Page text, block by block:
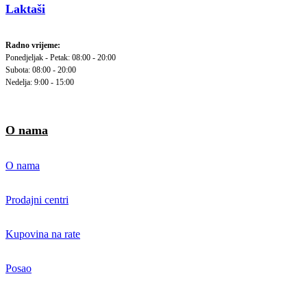
Laktaši
Radno vrijeme:
Ponedjeljak - Petak: 08:00 - 20:00
Subota: 08:00 - 20:00
Nedelja: 9:00 - 15:00
O nama
O nama
Prodajni centri
Kupovina na rate
Posao